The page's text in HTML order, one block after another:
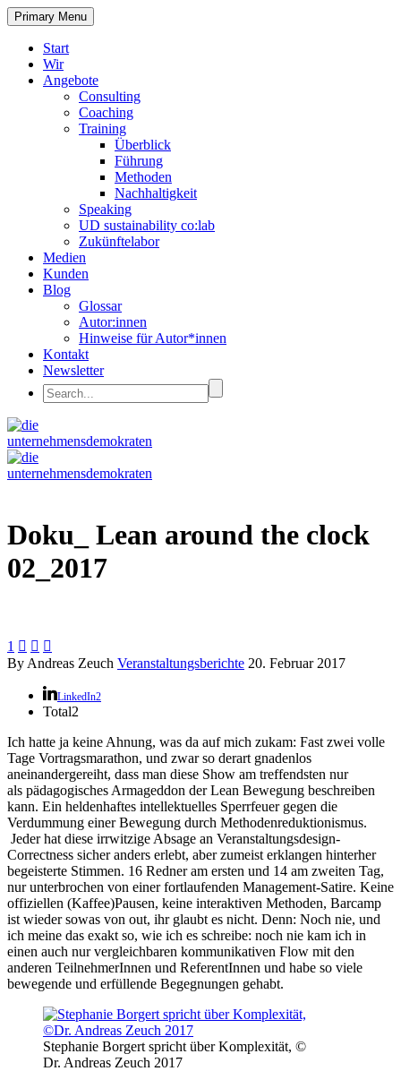
Primary Menu
Start
Wir
Angebote
Consulting
Coaching
Training
Überblick
Führung
Methoden
Nachhaltigkeit
Speaking
UD sustainability co:lab
Zukünftelabor
Medien
Kunden
Blog
Glossar
Autor:innen
Hinweise für Autor*innen
Kontakt
Newsletter
Doku_ Lean around the clock
02_2017
1   
By Andreas Zeuch Veranstaltungsberichte 20. Februar 2017
LinkedIn2
Total2
Ich hatte ja keine Ahnung, was da auf mich zukam: Fast zwei volle
Tage Vortragsmarathon, und zwar so derart gnadenlos
aneinandergereiht, dass man diese Show am treffendsten nur
als pädagogisches Armageddon der Lean Bewegung beschreiben
kann. Ein heldenhaftes intellektuelles Sperrfeuer gegen die
Verdummung einer Bewegung durch Methodenreduktionismus.
Jeder hat diese irrwitzige Absage an Veranstaltungsdesign-
Correctness sicher anders erlebt, aber zumeist erklangen hinterher
begeisterte Stimmen. 16 Redner am ersten und 14 am zweiten Tag,
nur unterbrochen von einer fortlaufenden Management-Satire. Keine
offiziellen (Kaffee)Pausen, keine interaktiven Methoden, Barcamp
ist wieder sowas von out, ihr glaubt es nicht. Denn: Noch nie, und
ich meine das exakt so, wie ich es schreibe: noch nie kam ich in
einen auch nur vergleichbaren kommunikativen Flow mit den
anderen TeilnehmerInnen und ReferentInnen und habe so viele
bewegende und erfüllende Begegnungen gehabt.
Stephanie Borgert spricht über Komplexität, ©
Dr. Andreas Zeuch 2017